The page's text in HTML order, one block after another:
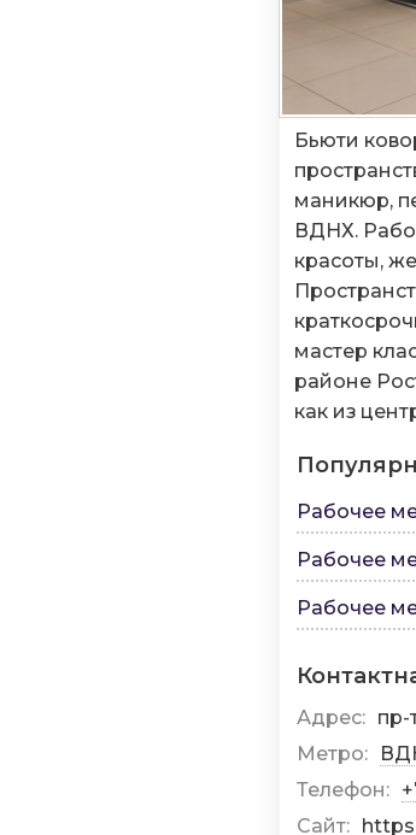
Бьюти
маникюр,
ВДНХ.
красоты,
мастер
районе
как из
Рабочее
Рабочее
Рабочее
Адрес: пр-
Метро:
Телефон:
Сайт: